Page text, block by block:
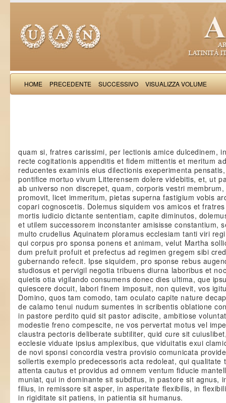
HOME PRECEDENTE SUCCESSIVO VISUALIZZA VOLUME
quam si, fratres carissimi, per lectionis amice dulcedinem,
recte cogitationis appenditis et fidem mittentis et meritum
reducentes examinis eius dilectionis exeperimenta
pontifice mortuo vivum Litterensem dolere videbitis, et, ut
ab universo non discrepet, quam, corporis vestri
promovit, licet immeritum, pietas superna fastigium vobis
copari cognoscetis. Dolemus siquidem vos amicos et
mortis iudicio dictante sententiam, capite diminutos,
et utilem successorem inconstanter amisisse constantium,
multo crudelius Aquinatem ploramus ecclesiam tanti viri
qui corpus pro sponsa ponens et animam, velut Martha
dum prefuit profuit et prefectus ad regimen gregem sibi
gubernando refecit. Ipse siquidem, pro sponse rebus
studiosus et pervigil negotia tribuens diurna laboribus et
quietis otia vigilando consumens donec dies ultima, que
quiescere docuit, labori finem imposuit, non quievit, vos
Domino, quos tam comodo, tam oculato capite nature
de calamo tenui nudum sumentes in scribentis oblatione
in pastore perdito quid sit pastor adiscite, ambitiose
modestie freno compescite, ne vos pervertat motus vel
claustra pectoris deliberate subtiliter, quid cure sit
ecclesie viduate ipsius amplexibus, que viduitatis exui
de novi sponsi concordia vestra provisio comunicata
sollertis exemplo predecessoris acta redoleat, qui qualitate
attenta cautus et providus ad omnem ventum fiducie
muniat, qui in dominante sit subditus, in pastore sit agnus,
filius, in remissore sit asper, in asperitate flexibilis, in
in rigiditate sit patiens, in patientia sit humanus.